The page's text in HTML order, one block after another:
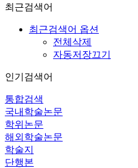
최근검색어
최근검색어 옵션
전체삭제
자동저장끄기
인기검색어
통합검색
국내학술논문
학위논문
해외학술논문
학술지
단행본